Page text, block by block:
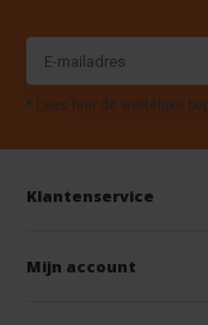
* Lees hier de wettelijke
Klantenservice
Mijn account